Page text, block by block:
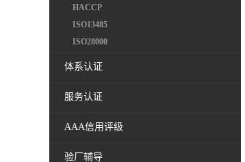
HACCP
ISO13485
ISO28000
体系认证
服务认证
AAA信用评级
验厂辅导